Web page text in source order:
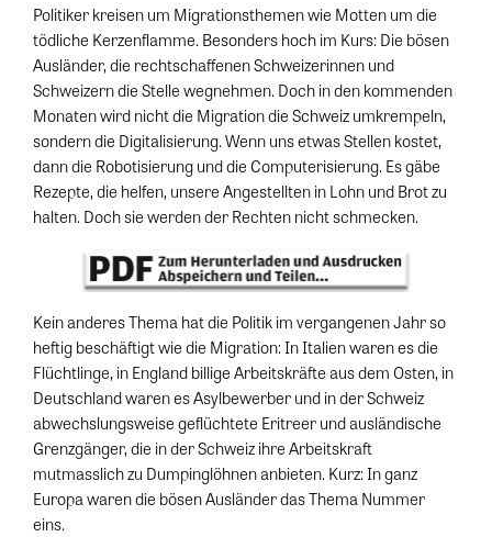
Politiker kreisen um Migrationsthemen wie Motten um die
tödliche Kerzenflamme. Besonders hoch im Kurs: Die bösen
Ausländer, die rechtschaffenen Schweizerinnen und
Schweizern die Stelle wegnehmen. Doch in den kommenden
Monaten wird nicht die Migration die Schweiz umkrempeln,
sondern die Digitalisierung. Wenn uns etwas Stellen kostet,
dann die Robotisierung und die Computerisierung. Es gäbe
Rezepte, die helfen, unsere Angestellten in Lohn und Brot zu
halten. Doch sie werden der Rechten nicht schmecken.
Kein anderes Thema hat die Politik im vergangenen Jahr so
heftig beschäftigt wie die Migration: In Italien waren es die
Flüchtlinge, in England billige Arbeitskräfte aus dem Osten, in
Deutschland waren es Asylbewerber und in der Schweiz
abwechslungsweise geflüchtete Eritreer und ausländische
Grenzgänger, die in der Schweiz ihre Arbeitskraft
mutmasslich zu Dumpinglöhnen anbieten. Kurz: In ganz
Europa waren die bösen Ausländer das Thema Nummer
eins.